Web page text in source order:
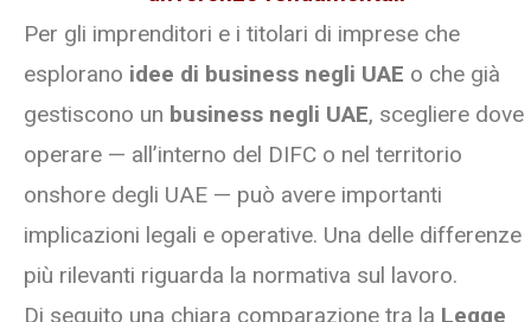
Per gli imprenditori e i titolari di imprese che
esplorano idee di business negli UAE o che già
gestiscono un business negli UAE, scegliere dove
operare — all’interno del DIFC o nel territorio
onshore degli UAE — può avere importanti
implicazioni legali e operative. Una delle differenze
più rilevanti riguarda la normativa sul lavoro.
Di seguito una chiara comparazione tra la Legge